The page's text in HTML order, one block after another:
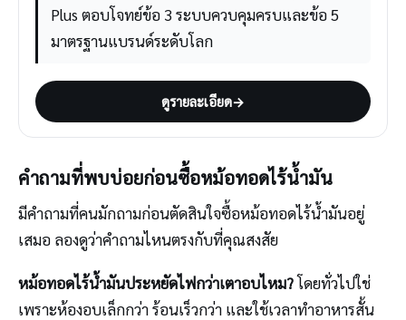
Plus ตอบโจทย์ข้อ 3 ระบบควบคุมครบและข้อ 5
มาตรฐานแบรนด์ระดับโลก
ดูรายละเอียด→
คำถามที่พบบ่อยก่อนซื้อหม้อทอดไร้น้ำมัน
มีคำถามที่คนมักถามก่อนตัดสินใจซื้อหม้อทอดไร้น้ำมันอยู่
เสมอ ลองดูว่าคำถามไหนตรงกับที่คุณสงสัย
หม้อทอดไร้น้ำมันประหยัดไฟกว่าเตาอบไหม?โดยทั่วไปใช่
เพราะห้องอบเล็กกว่า ร้อนเร็วกว่า และใช้เวลาทำอาหารสั้น